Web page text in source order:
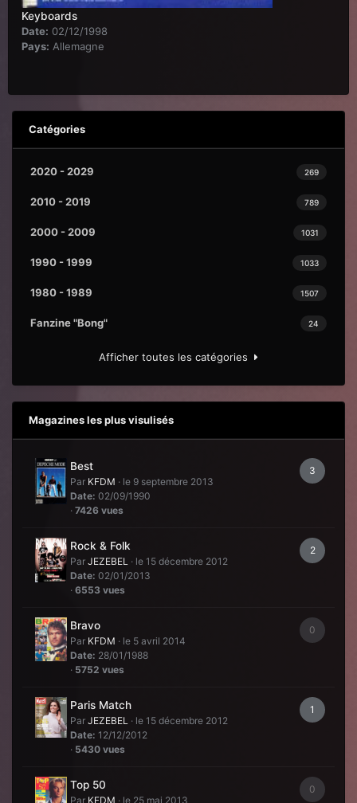
Keyboards
Date: 02/12/1998
Pays: Allemagne
Catégories
269
2020 - 2029
789
2010 - 2019
1031
2000 - 2009
1033
1990 - 1999
1507
1980 - 1989
24
Fanzine "Bong"
Afficher toutes les catégories
Magazines les plus visulisés
3
Best
Par KFDM · le 9 septembre 2013
Date: 02/09/1990
· 7426 vues
2
Rock & Folk
Par JEZEBEL · le 15 décembre 2012
Date: 02/01/2013
· 6553 vues
0
Bravo
Par KFDM · le 5 avril 2014
Date: 28/01/1988
· 5752 vues
1
Paris Match
Par JEZEBEL · le 15 décembre 2012
Date: 12/12/2012
· 5430 vues
0
Top 50
Par KFDM · le 25 mai 2013